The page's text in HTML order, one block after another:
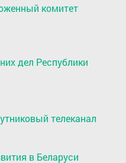
комитет
дел Республики
телеканал
в Беларуси